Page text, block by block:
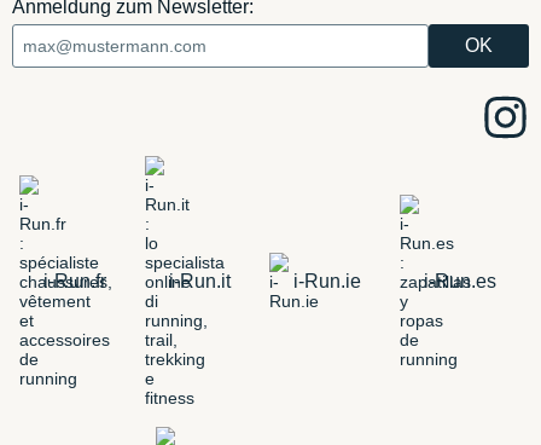
Anmeldung zum Newsletter:
i-Run.fr i-Run.it i-Run.ie i-Run.es